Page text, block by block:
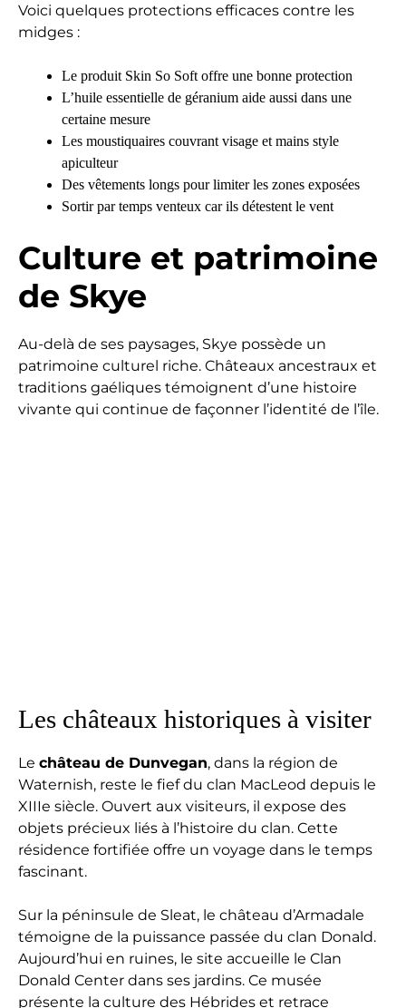
Voici quelques protections efficaces contre les
midges :
Le produit Skin So Soft offre une bonne protection
L’huile essentielle de géranium aide aussi dans une
certaine mesure
Les moustiquaires couvrant visage et mains style
apiculteur
Des vêtements longs pour limiter les zones exposées
Sortir par temps venteux car ils détestent le vent
Culture et patrimoine
de Skye
Au-delà de ses paysages, Skye possède un
patrimoine culturel riche. Châteaux ancestraux et
traditions gaéliques témoignent d’une histoire
vivante qui continue de façonner l’identité de l’île.
Les châteaux historiques à visiter
Le château de Dunvegan, dans la région de
Waternish, reste le fief du clan MacLeod depuis le
XIIIe siècle. Ouvert aux visiteurs, il expose des
objets précieux liés à l’histoire du clan. Cette
résidence fortifiée offre un voyage dans le temps
fascinant.
Sur la péninsule de Sleat, le château d’Armadale
témoigne de la puissance passée du clan Donald.
Aujourd’hui en ruines, le site accueille le Clan
Donald Center dans ses jardins. Ce musée
présente la culture des Hébrides et retrace